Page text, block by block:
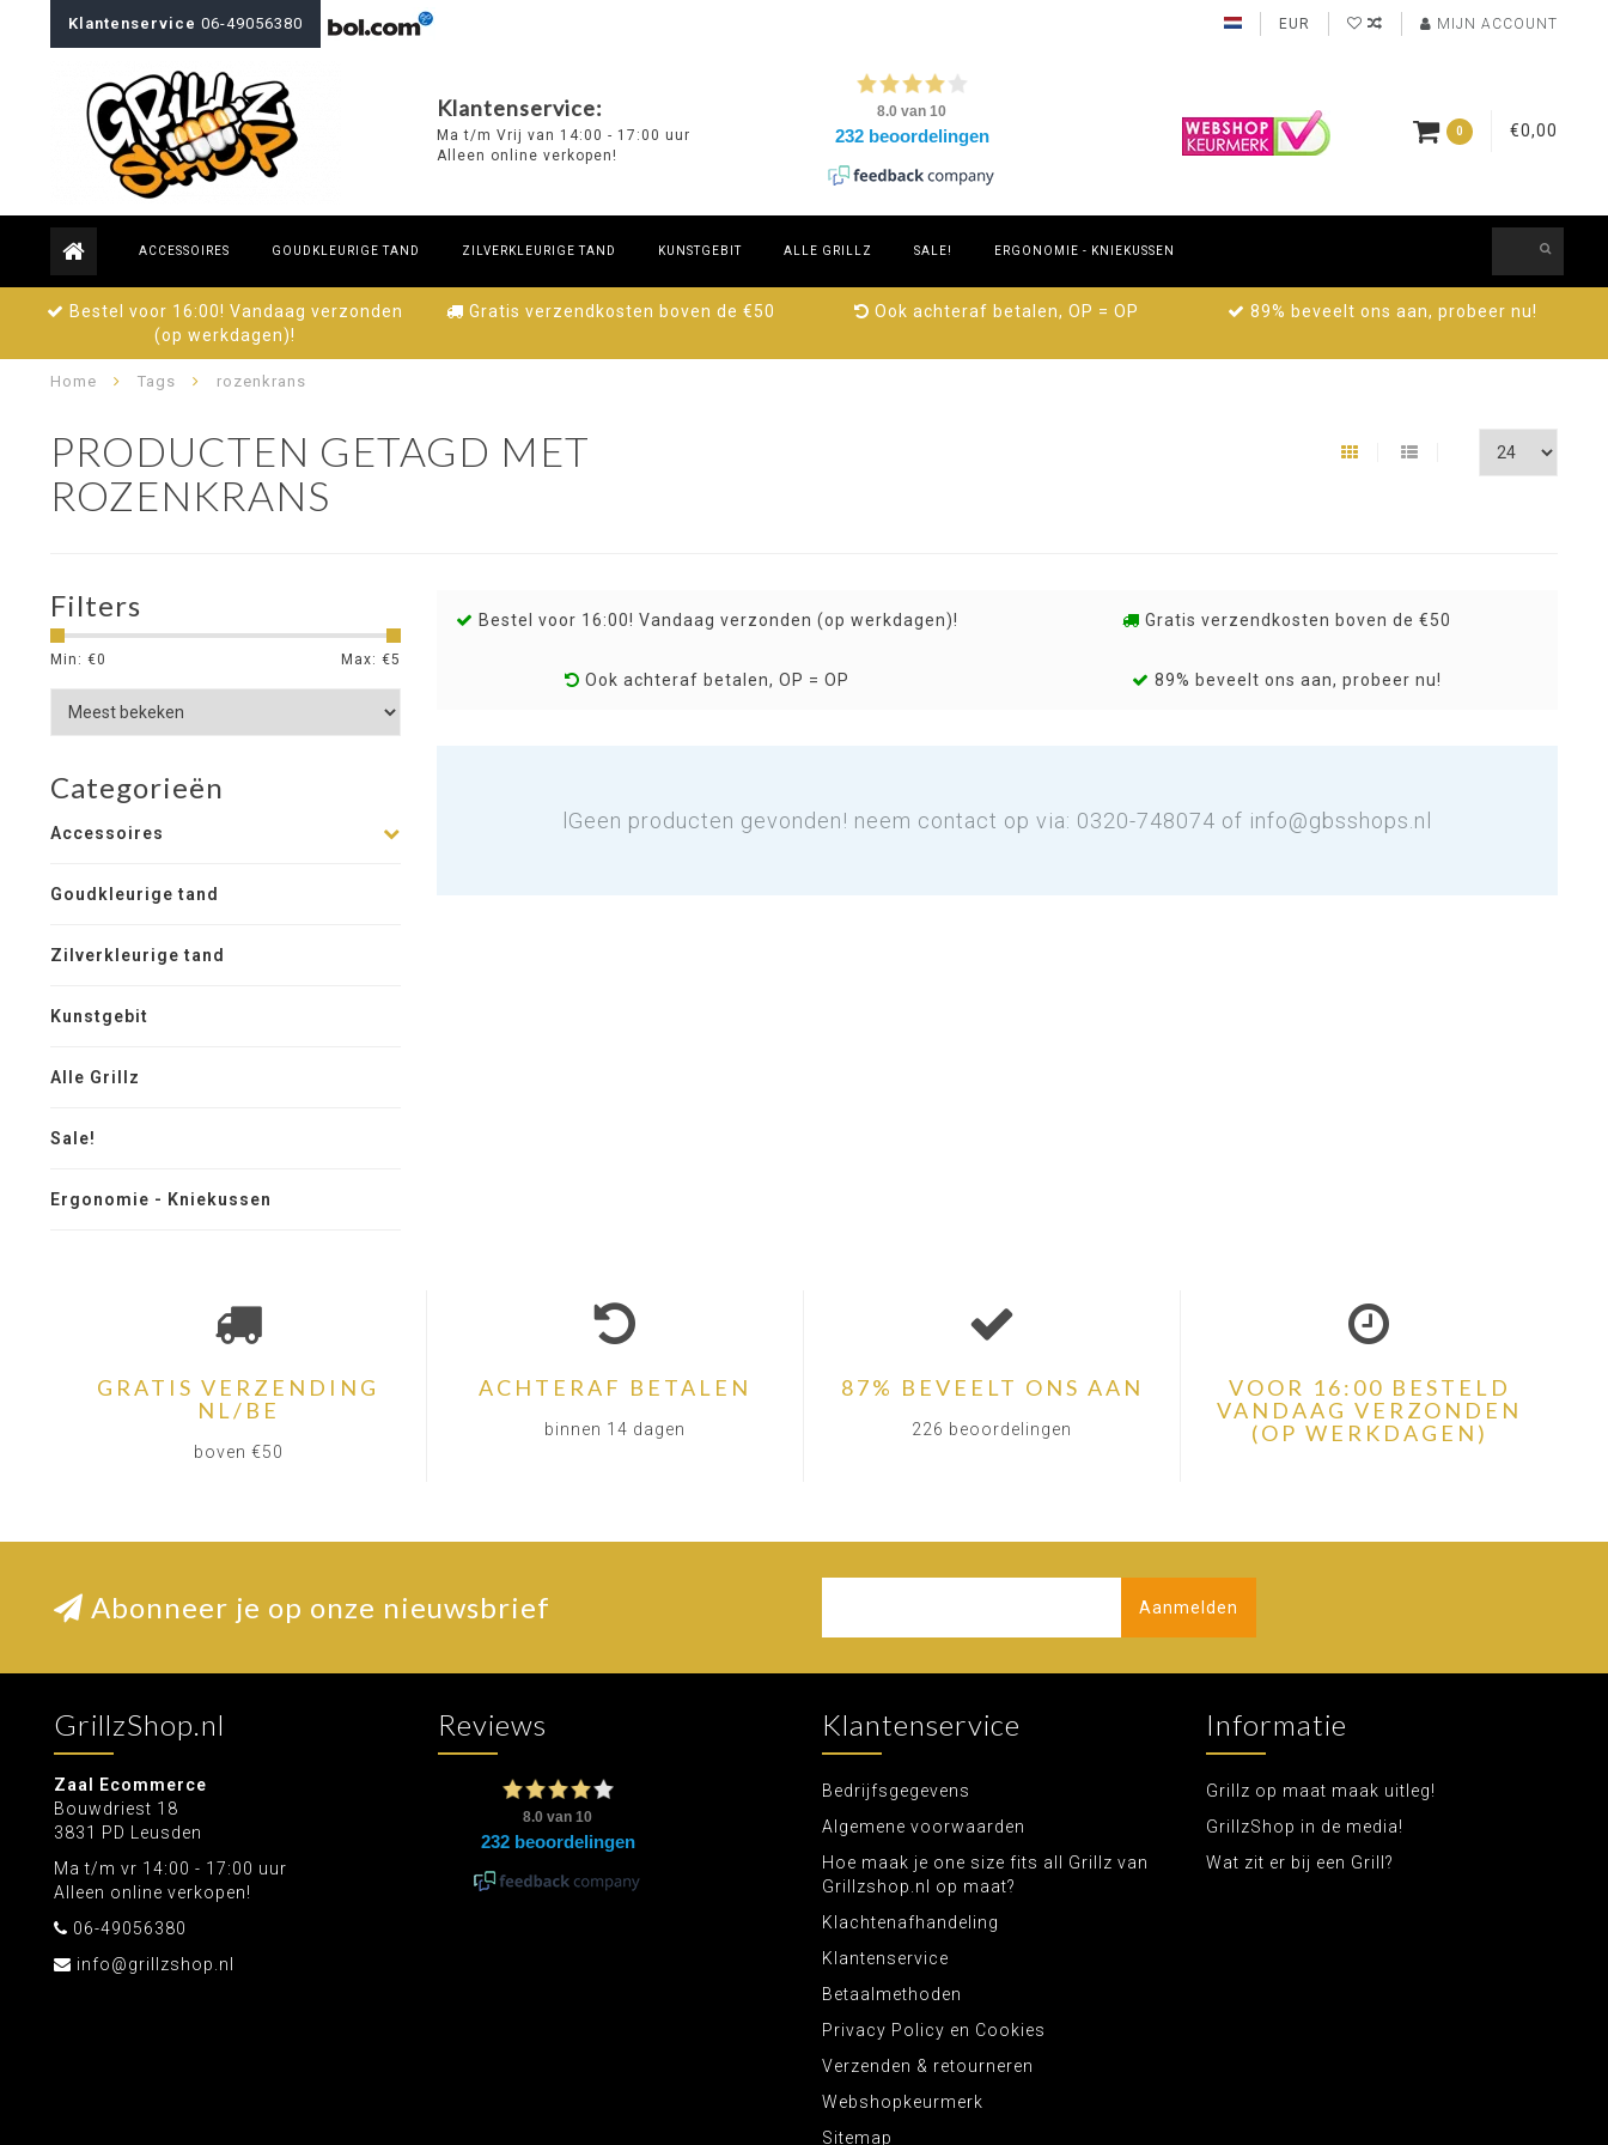
Klantenservice 06-49056380 EUR MIJN ACCOUNT
Klantenservice:
Ma t/m Vrij van 14:00 - 17:00 uur
Alleen online verkopen!
0 €0,00
ACCESSOIRES GOUDKLEURIGE TAND ZILVERKLEURIGE TAND KUNSTGEBIT ALLE GRILLZ SALE! ERGONOMIE - KNIEKUSSEN
Bestel voor 16:00! Vandaag verzonden
(op werkdagen)!
Gratis verzendkosten boven de €50 Ook achteraf betalen, OP = OP 89% beveelt ons aan, probeer nu!
Home Tags rozenkrans
PRODUCTEN GETAGD MET
ROZENKRANS
Filters
Min: €0 Max: €5
Categorieën
Accessoires
Goudkleurige tand
Zilverkleurige tand
Kunstgebit
Alle Grillz
Sale!
Ergonomie - Kniekussen
Bestel voor 16:00! Vandaag verzonden (op werkdagen)! Gratis verzendkosten boven de €50
Ook achteraf betalen, OP = OP 89% beveelt ons aan, probeer nu!
lGeen producten gevonden! neem contact op via: 0320-748074 of info@gbsshops.nl
GRATIS VERZENDING
NL/BE
boven €50
ACHTERAF BETALEN
binnen 14 dagen
87% BEVEELT ONS AAN
226 beoordelingen
VOOR 16:00 BESTELD
VANDAAG VERZONDEN
(OP WERKDAGEN)
Abonneer je op onze nieuwsbrief Aanmelden
GrillzShop.nl
Zaal Ecommerce
Bouwdriest 18
3831 PD Leusden
Ma t/m vr 14:00 - 17:00 uur
Alleen online verkopen!
06-49056380
info@grillzshop.nl
Reviews Klantenservice
Bedrijfsgegevens
Algemene voorwaarden
Hoe maak je one size fits all Grillz van
Grillzshop.nl op maat?
Klachtenafhandeling
Klantenservice
Betaalmethoden
Privacy Policy en Cookies
Verzenden & retourneren
Webshopkeurmerk
Sitemap
Informatie
Grillz op maat maak uitleg!
GrillzShop in de media!
Wat zit er bij een Grill?